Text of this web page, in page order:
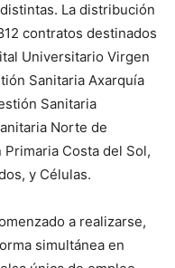
La distribución
contratos destinados
Universitario Virgen
Sanitaria Axarquía
Sanitaria
Norte de
Costa del Sol,
y Células.
a realizarse,
simultánea en